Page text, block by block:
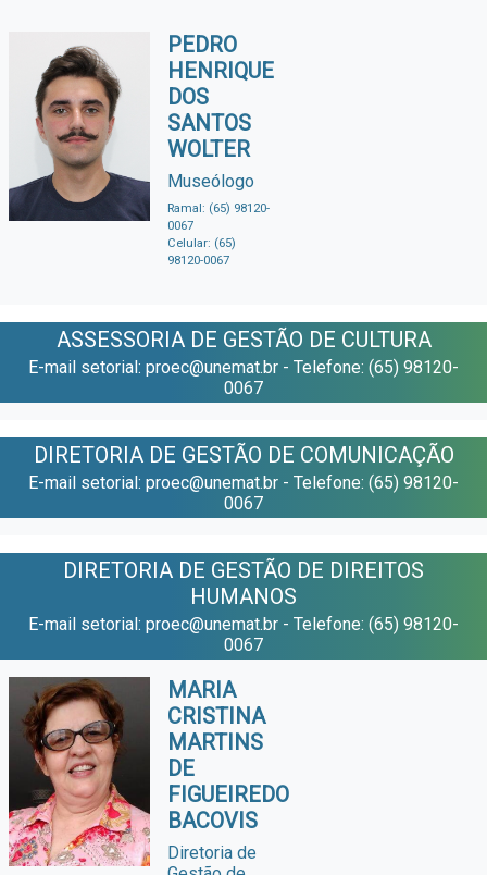
PEDRO
HENRIQUE
DOS
SANTOS
WOLTER
Museólogo
Ramal: (65) 98120-
0067
Celular: (65)
98120-0067
ASSESSORIA DE GESTÃO DE CULTURA
E-mail setorial: proec@unemat.br - Telefone: (65) 98120-
0067
DIRETORIA DE GESTÃO DE COMUNICAÇÃO
E-mail setorial: proec@unemat.br - Telefone: (65) 98120-
0067
DIRETORIA DE GESTÃO DE DIREITOS
HUMANOS
E-mail setorial: proec@unemat.br - Telefone: (65) 98120-
0067
MARIA
CRISTINA
MARTINS
DE
FIGUEIREDO
BACOVIS
Diretoria de